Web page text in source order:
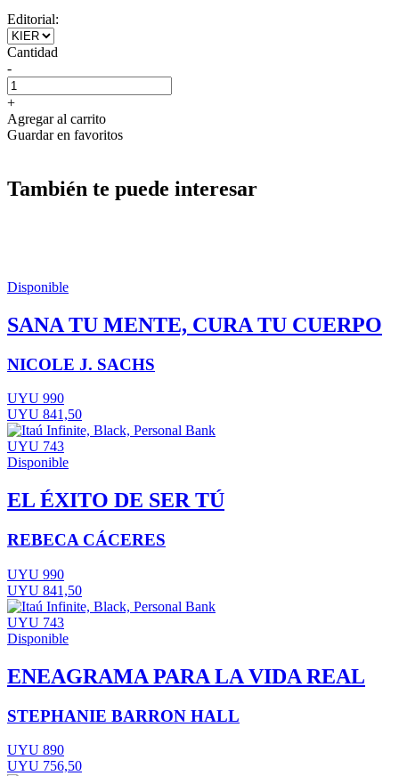
Editorial:
Cantidad
-
+
Agregar al carrito
Guardar en favoritos
También te puede interesar
Disponible
SANA TU MENTE, CURA TU CUERPO
NICOLE J. SACHS
UYU 990
UYU 841,50
UYU 743
Disponible
EL ÉXITO DE SER TÚ
REBECA CÁCERES
UYU 990
UYU 841,50
UYU 743
Disponible
ENEAGRAMA PARA LA VIDA REAL
STEPHANIE BARRON HALL
UYU 890
UYU 756,50